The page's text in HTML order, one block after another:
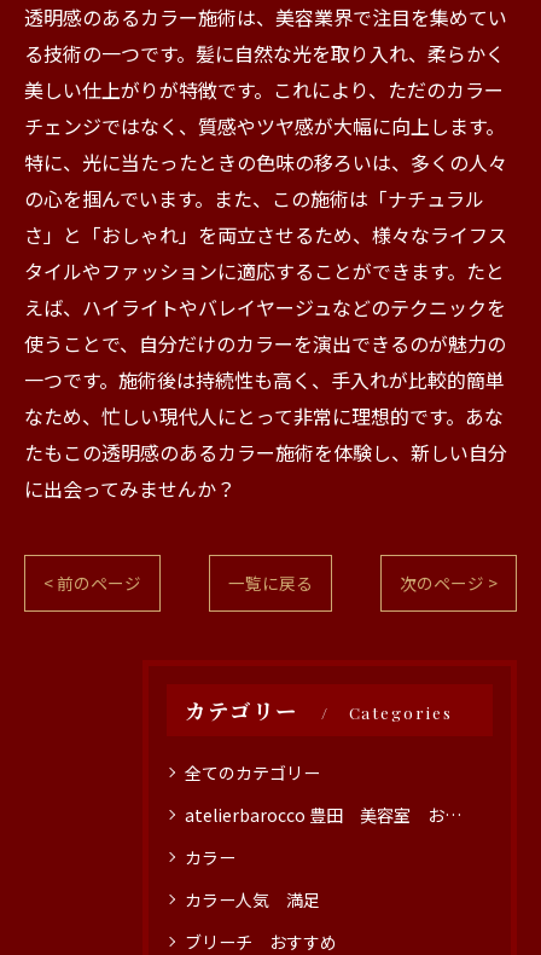
透明感のあるカラー施術は、美容業界で注目を集めてい
る技術の一つです。髪に自然な光を取り入れ、柔らかく
美しい仕上がりが特徴です。これにより、ただのカラー
チェンジではなく、質感やツヤ感が大幅に向上します。
特に、光に当たったときの色味の移ろいは、多くの人々
の心を掴んでいます。また、この施術は「ナチュラル
さ」と「おしゃれ」を両立させるため、様々なライフス
タイルやファッションに適応することができます。たと
えば、ハイライトやバレイヤージュなどのテクニックを
使うことで、自分だけのカラーを演出できるのが魅力の
一つです。施術後は持続性も高く、手入れが比較的簡単
なため、忙しい現代人にとって非常に理想的です。あな
たもこの透明感のあるカラー施術を体験し、新しい自分
に出会ってみませんか？
< 前のページ 一覧に戻る 次のページ >
カテゴリー Categories
全てのカテゴリー
atelierbarocco 豊田 美容室 おすすめ
カラー
カラー人気 満足
ブリーチ おすすめ